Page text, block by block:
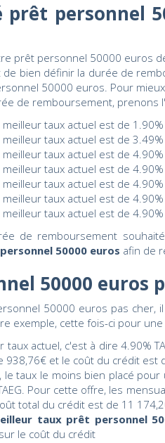
prêt personnel
prêt personnel 50000 euros
de bien définir la durée de
50000 euros. Pour
de remboursement,
taux actuel est de
taux actuel est de
taux actuel est de
taux actuel est de
taux actuel est de
taux actuel est de
taux actuel est de
de remboursement
50000 euros afin de
50000 euros
50000 euros pas cher,
exemple, cette fois-ci pour
taux actuel, c'est à dire 4.90%
938,76€ et le coût du crédit est
le taux le moins bien placé
Pour cette offre, les
total du crédit est de 11
taux prêt personnel
sur le coût du crédit